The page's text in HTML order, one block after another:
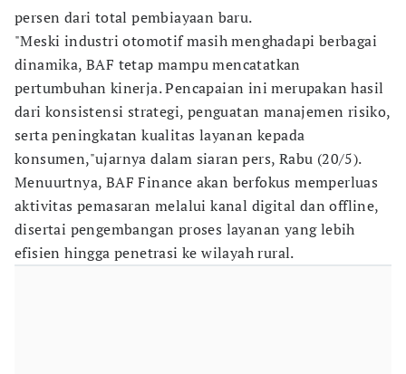
persen dari total pembiayaan baru.
"Meski industri otomotif masih menghadapi berbagai
dinamika, BAF tetap mampu mencatatkan
pertumbuhan kinerja. Pencapaian ini merupakan hasil
dari konsistensi strategi, penguatan manajemen risiko,
serta peningkatan kualitas layanan kepada
konsumen,"ujarnya dalam siaran pers, Rabu (20/5).
Menuurtnya, BAF Finance akan berfokus memperluas
aktivitas pemasaran melalui kanal digital dan offline,
disertai pengembangan proses layanan yang lebih
efisien hingga penetrasi ke wilayah rural.